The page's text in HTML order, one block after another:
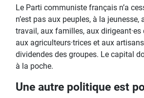
Le Parti communiste français n’a
n’est pas aux peuples, à la jeunesse,
travail, aux familles, aux dirigeant·es
aux agriculteurs·trices et aux
dividendes des groupes. Le capital
à la poche.
Une autre politique est